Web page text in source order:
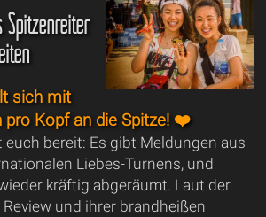
sich mit
pro Kopf an die Spitze! ❤️
euch bereit: Es gibt Meldungen aus
Liebes-Turnens, und
kräftig abgeräumt. Laut der
und ihrer brandheißen